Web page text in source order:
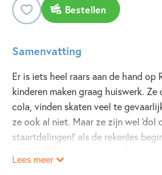
Bestellen
Samenvatting
Er is iets heel raars aan de hand op
kinderen maken graag huiswerk.
cola, vinden skaten veel te
ze ook al niet. Maar ze zijn wel 'dol
staartdelingen!' als de rekenles
benauwd.
Lees meer